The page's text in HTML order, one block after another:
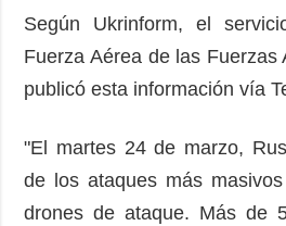
Según Ukrinform, el
Fuerza Aérea de las Fuerzas
publicó esta información vía
"El martes 24 de marzo,
de los ataques más
drones de ataque. Más de